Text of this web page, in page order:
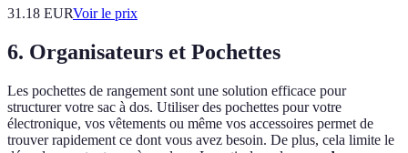
31.18 EURVoir le prix
6. Organisateurs et Pochettes
Les pochettes de rangement sont une solution efficace pour
structurer votre sac à dos. Utiliser des pochettes pour votre
électronique, vos vêtements ou même vos accessoires permet de
trouver rapidement ce dont vous avez besoin. De plus, cela limite le